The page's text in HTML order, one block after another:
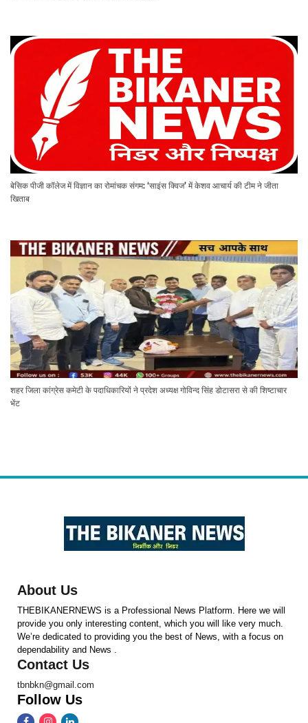
बेसिक पीजी कॉलेज में विज्ञान का रोमांचक संगम: ‘साइंस क्विज’ में केशव आचार्य की टीम ने जीता
खिताब
शहर जिला कांग्रेस कमेटी के पदाधिकारियों ने प्रदेश अध्यक्ष गोविन्द सिंह डोटासरा से की शिष्टाचार
भेंट
About Us
THEBIKANERNEWS is a Professional News Platform. Here we will
provide you only interesting content, which you will like very much.
We’re dedicated to providing you the best of News, with a focus on
dependability and News .
Contact Us
tbnbkn@gmail.com
Follow Us